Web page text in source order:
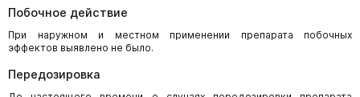
Побочное действие
При наружном и местном применении препарата побочных
эффектов выявлено не было.
Передозировка